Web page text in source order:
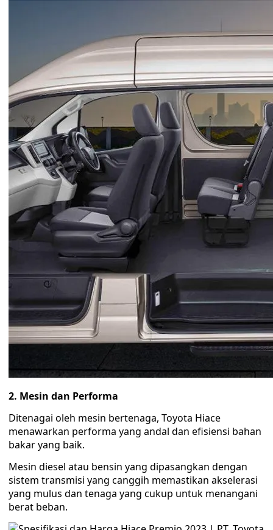
2. Mesin dan Performa
Ditenagai oleh mesin bertenaga, Toyota Hiace
menawarkan performa yang andal dan efisiensi bahan
bakar yang baik.
Mesin diesel atau bensin yang dipasangkan dengan
sistem transmisi yang canggih memastikan akselerasi
yang mulus dan tenaga yang cukup untuk menangani
berat beban.